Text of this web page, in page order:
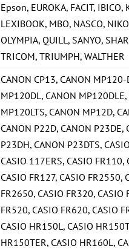
Epson, EUROKA, FACIT, IBICO,
LEXIBOOK, MBO, NASCO, NIKO
OLYMPIA,QUILL , SANYO,
TRICOM,TRIUMPH,WALTHER
CANON CP13, CANON MP120-
MP120DL , CANON MP120DLE,
MP120LTS, CANON MP12D,
CANON P22D, CANON P23DE,
P23DH, CANON P23DTS,
CASIO 117ERS, CASIO FR110,
CASIO FR127, CASIO FR2550,
FR2650, CASIO FR320, CASIO
FR520, CASIO FR620, CASIO
CASIO HR150L , CASIO
HR150TER, CASIO HR160L ,